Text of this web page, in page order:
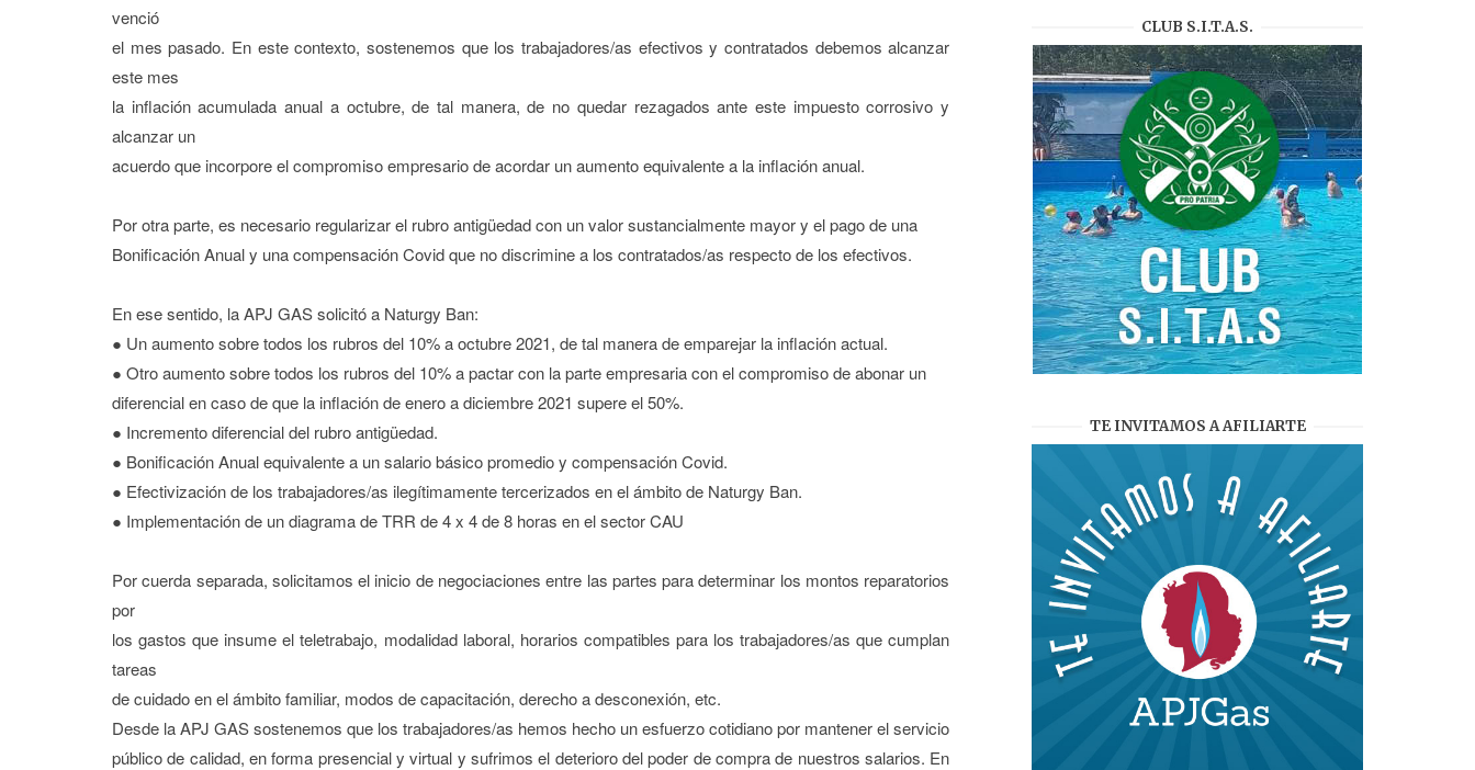
venció
el mes pasado. En este contexto, sostenemos que los trabajadores/as efectivos y contratados debemos alcanzar
este mes
la inflación acumulada anual a octubre, de tal manera, de no quedar rezagados ante este impuesto corrosivo y
alcanzar un
acuerdo que incorpore el compromiso empresario de acordar un aumento equivalente a la inflación anual.
Por otra parte, es necesario regularizar el rubro antigüedad con un valor sustancialmente mayor y el pago de una
Bonificación Anual y una compensación Covid que no discrimine a los contratados/as respecto de los efectivos.
En ese sentido, la APJ GAS solicitó a Naturgy Ban:
● Un aumento sobre todos los rubros del 10% a octubre 2021, de tal manera de emparejar la inflación actual.
● Otro aumento sobre todos los rubros del 10% a pactar con la parte empresaria con el compromiso de abonar un
diferencial en caso de que la inflación de enero a diciembre 2021 supere el 50%.
● Incremento diferencial del rubro antigüedad.
● Bonificación Anual equivalente a un salario básico promedio y compensación Covid.
● Efectivización de los trabajadores/as ilegítimamente tercerizados en el ámbito de Naturgy Ban.
● Implementación de un diagrama de TRR de 4 x 4 de 8 horas en el sector CAU
Por cuerda separada, solicitamos el inicio de negociaciones entre las partes para determinar los montos reparatorios
por
los gastos que insume el teletrabajo, modalidad laboral, horarios compatibles para los trabajadores/as que cumplan
tareas
de cuidado en el ámbito familiar, modos de capacitación, derecho a desconexión, etc.
Desde la APJ GAS sostenemos que los trabajadores/as hemos hecho un esfuerzo cotidiano por mantener el servicio
público de calidad, en forma presencial y virtual y sufrimos el deterioro del poder de compra de nuestros salarios. En
CLUB S.I.T.A.S.
TE INVITAMOS A AFILIARTE